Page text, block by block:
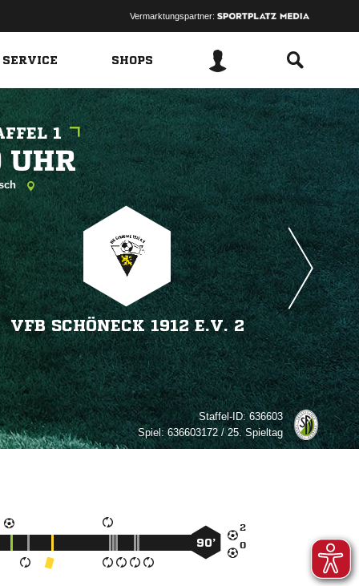
Vermarktungspartner:
SHOPS
1

VFB SCHÖNECK 1912 E.V. 2
Staffel-ID:636603
Spiel:636603172 / 25. Spieltag


90’